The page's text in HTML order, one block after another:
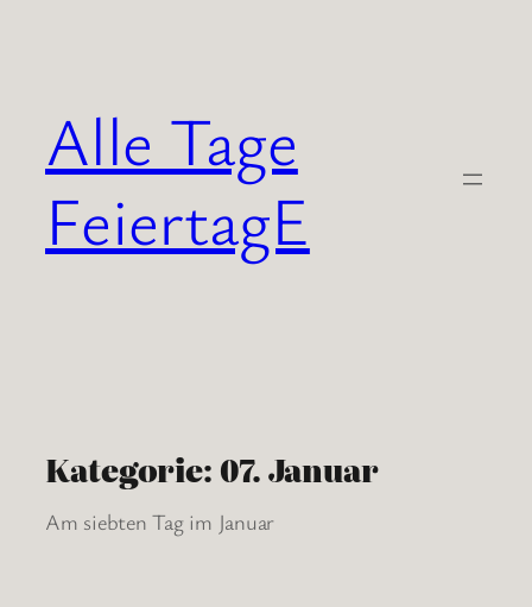
Alle Tage
FeiertagE
Kategorie: 07. Januar
Am siebten Tag im Januar